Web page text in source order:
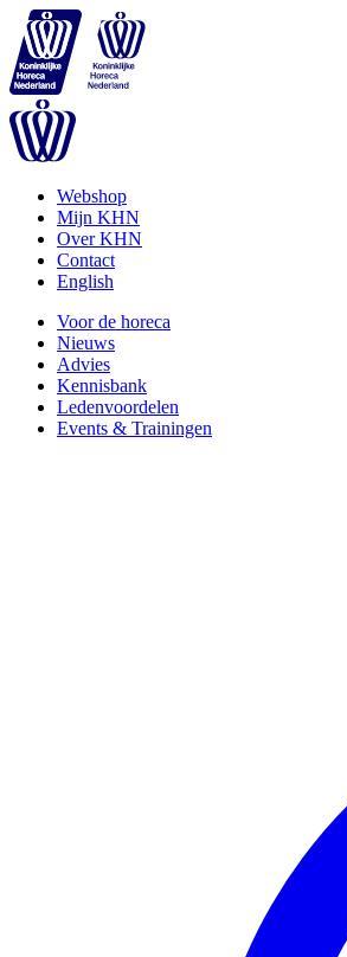
Webshop
Mijn KHN
Over KHN
Contact
English
Voor de horeca
Nieuws
Advies
Kennisbank
Ledenvoordelen
Events & Trainingen